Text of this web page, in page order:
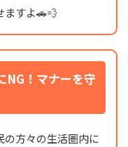
ますよ🚗💨
NG！マナーを守
の方々の生活圏内に